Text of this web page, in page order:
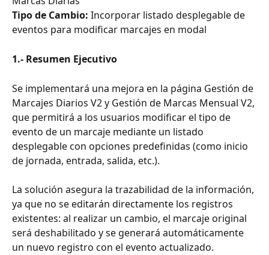
Tipo de Cambio: Incorporar listado desplegable de
eventos para modificar marcajes en modal
1.- Resumen Ejecutivo
Se implementará una mejora en la página Gestión de
Marcajes Diarios V2 y Gestión de Marcas Mensual V2,
que permitirá a los usuarios modificar el tipo de
evento de un marcaje mediante un listado
desplegable con opciones predefinidas (como inicio
de jornada, entrada, salida, etc.).
La solución asegura la trazabilidad de la información,
ya que no se editarán directamente los registros
existentes: al realizar un cambio, el marcaje original
será deshabilitado y se generará automáticamente
un nuevo registro con el evento actualizado.